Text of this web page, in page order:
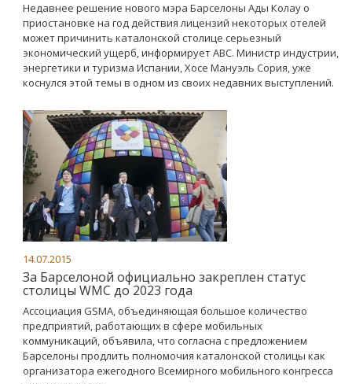
Недавнее решение нового мэра Барселоны Ады Колау о
приостановке на год действия лицензий некоторых отелей
может причинить каталонской столице серьезный
экономический ущерб, информирует АВС. Министр индустрии,
энергетики и туризма Испании, Хосе Мануэль Сория, уже
коснулся этой темы в одном из своих недавних выступлений.
14.07.2015
За Барселоной официально закреплен статус
столицы WMC до 2023 года
Ассоциация GSMA, объединяющая большое количество
предприятий, работающих в сфере мобильных
коммуникаций, объявила, что согласна с предложением
Барселоны продлить полномочия каталонской столицы как
организатора ежегодного Всемирного мобильного конгресса